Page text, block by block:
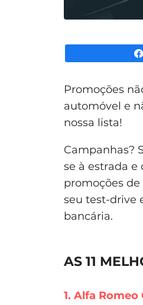
Promoções
automóvel e
nossa lista!
Campanhas?
se à estrada
promoções
seu test-drive
bancária.
AS 11
1. Alfa